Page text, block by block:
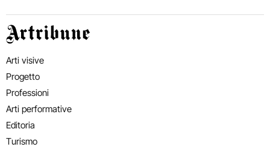
Artribune
Arti visive
Progetto
Professioni
Arti performative
Editoria
Turismo